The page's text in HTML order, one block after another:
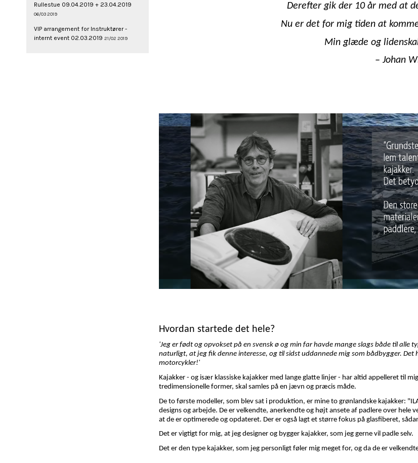
Rullestue 09.04.2019 + 23.04.2019
06/03 2019
VIP arrangement for Instruktører -
internt event 02.03.2019 21/02 2019
Derefter gik der 10 år med at
Nu er det for mig tiden at
Min glæde og
– Johan
Hvordan startede det hele?
'Jeg er født og opvokset på en svensk ø og min far havde mange slags både til
naturligt, at jeg fik denne interesse, og til sidst uddannede mig som bådbygger.
motorcykler!'
Kajakker - og især klassiske kajakker med lange glatte linjer - har altid appelleret til
tredimensionelle former, skal samles på en jævn og præcis måde.
De to første modeller, som blev sat i produktion, er mine to grønlandske kajakker:
designs og arbejde. De er velkendte, anerkendte og højt ansete af padlere over hele
at de er optimerede og opdateret. Der er også lagt et større fokus på glasfiberet,
Det er vigtigt for mig, at jeg designer og bygger kajakker, som jeg gerne vil padle selv.
Det er den type kajakker, som jeg personligt føler mig meget for, og da de er